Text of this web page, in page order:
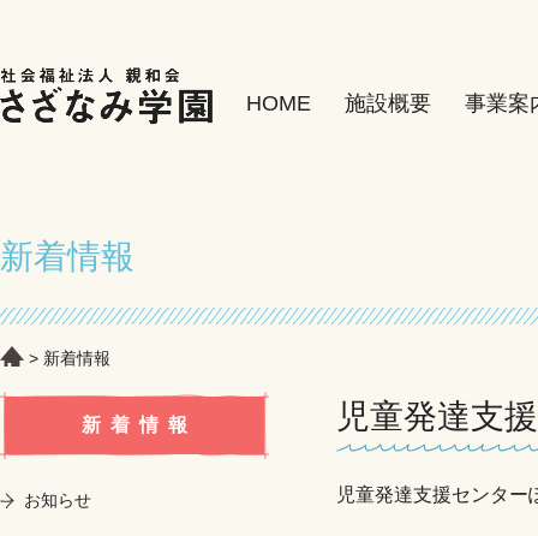
HOME 施設概要 事業案
新着情報
新着情報
児童発達支
児童発達支援センタ
新着情報
お知らせ